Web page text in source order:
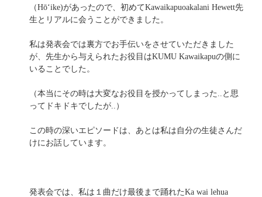
（Hōʻike)があったので、初めてKawaikapuoakalani Hewett先
生とリアルに会うことができました。
私は発表会では裏方でお手伝いをさせていただきました
が、先生から与えられたお役目はKUMU Kawaikapuの側に
いることでした。
（本当にその時は大変なお役目を授かってしまった..と思
ってドキドキでしたが..）
この時の深いエピソードは、あとは私は自分の生徒さんだ
けにお話しています。
発表会では、私は１曲だけ最後まで踊れたKa wai lehua